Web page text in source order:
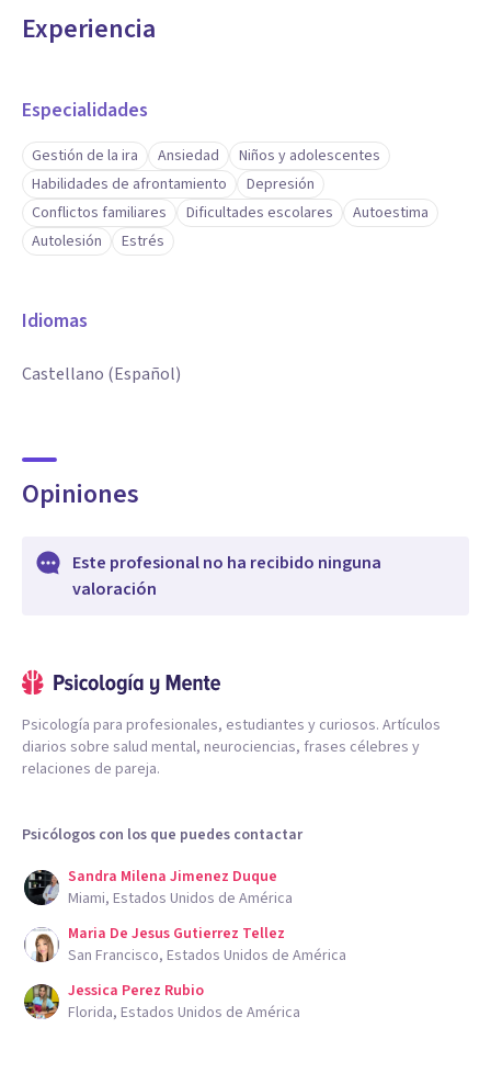
Experiencia
Especialidades
Gestión de la ira Ansiedad
Niños y adolescentes
Habilidades de afrontamiento
Depresión
Conflictos familiares
Dificultades escolares
Autoestima
Autolesión
Estrés
Idiomas
Castellano (Español)
Opiniones
Este profesional no ha recibido ninguna
valoración
Psicología para profesionales, estudiantes y curiosos. Artículos
diarios sobre salud mental, neurociencias, frases célebres y
relaciones de pareja.
Psicólogos con los que puedes contactar
Sandra Milena Jimenez Duque
Miami, Estados Unidos de América
Maria De Jesus Gutierrez Tellez
San Francisco, Estados Unidos de América
Jessica Perez Rubio
Florida, Estados Unidos de América